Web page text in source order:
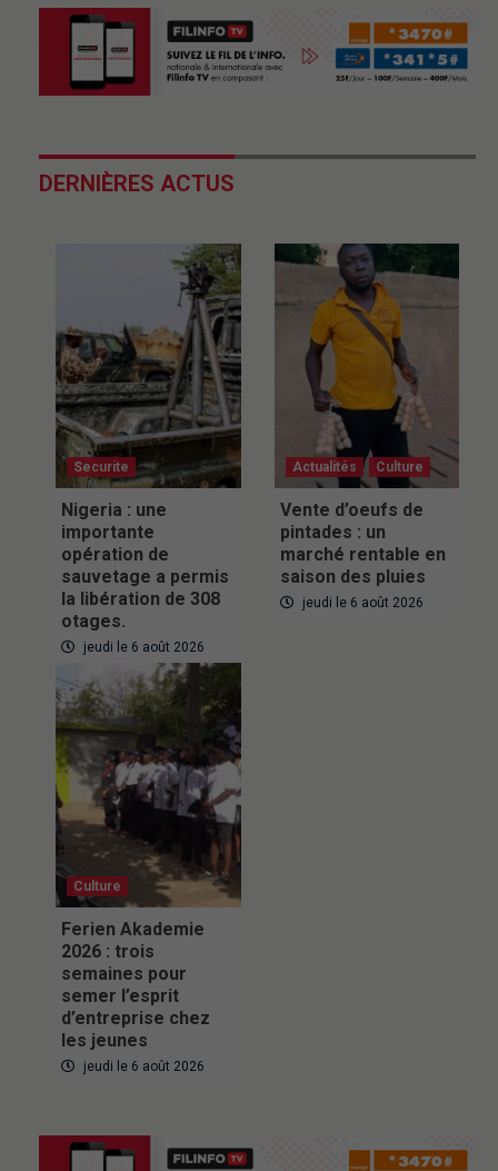
DERNIÈRES ACTUS
Securite
Nigeria : une
importante
opération de
sauvetage a permis
la libération de 308
otages.
jeudi le 6 août 2026
Actualités Culture
Vente d’oeufs de
pintades : un
marché rentable en
saison des pluies
jeudi le 6 août 2026
Culture
Ferien Akademie
2026 : trois
semaines pour
semer l’esprit
d’entreprise chez
les jeunes
jeudi le 6 août 2026